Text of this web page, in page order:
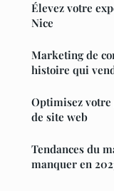
Élevez votre
Nice
Marketing de
histoire qui
Optimisez votre
de site web
Tendances du
manquer en